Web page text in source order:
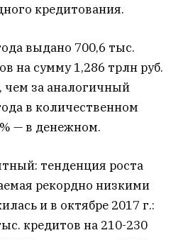
кредитования.
выдано 700,6 тыс.
на сумму 1,286 трлн руб.
чем за аналогичный
в количественном
— в денежном.
тенденция роста
рекордно низкими
и в октябре 2017 г.:
кредитов на 210-230